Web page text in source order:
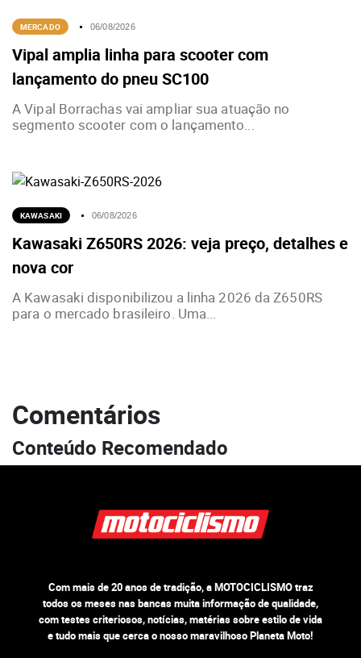
MERCADO 06/08/2026
Vipal amplia linha para scooter com
lançamento do pneu SC100
A Vipal Borrachas vai ampliar sua atuação no
segmento scooter com o lançamento...
KAWASAKI 06/08/2026
Kawasaki Z650RS 2026: veja preço, detalhes e
nova cor
A Kawasaki disponibilizou a linha 2026 da Z650RS
para o mercado brasileiro. Uma...
Comentários
Conteúdo Recomendado
Com mais de 20 anos de tradição, a MOTOCICLISMO traz
todos os meses nas bancas muita informação de qualidade,
com testes criteriosos, notícias, matérias sobre estilo de vida
e tudo mais que cerca o nosso maravilhoso Planeta Moto!